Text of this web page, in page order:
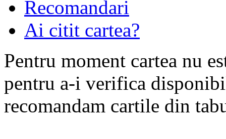
Recomandari
Ai citit cartea?
Pentru moment cartea nu
pentru a-i verifica
recomandam cartile din